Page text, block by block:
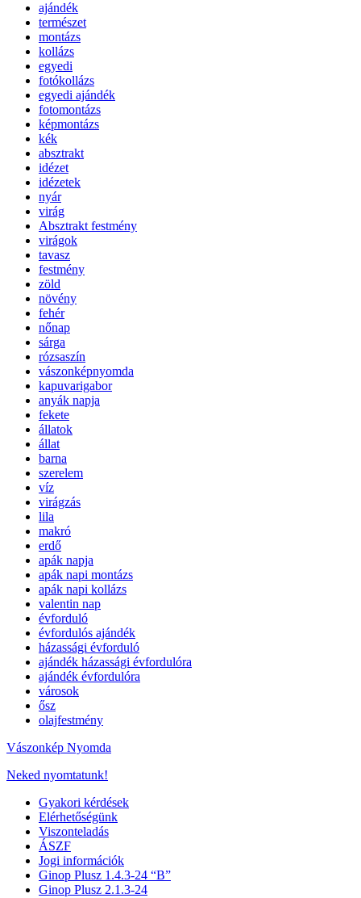
ajándék
természet
montázs
kollázs
egyedi
fotókollázs
egyedi ajándék
fotomontázs
képmontázs
kék
absztrakt
idézet
idézetek
nyár
virág
Absztrakt festmény
virágok
tavasz
festmény
zöld
növény
fehér
nőnap
sárga
rózsaszín
vászonképnyomda
kapuvarigabor
anyák napja
fekete
állatok
állat
barna
szerelem
víz
virágzás
lila
makró
erdő
apák napja
apák napi montázs
apák napi kollázs
valentin nap
évforduló
évfordulós ajándék
házassági évforduló
ajándék házassági évfordulóra
ajándék évfordulóra
városok
ősz
olajfestmény
Vászonkép Nyomda
Neked nyomtatunk!
Gyakori kérdések
Elérhetőségünk
Viszonteladás
ÁSZF
Jogi információk
Ginop Plusz 1.4.3-24 “B”
Ginop Plusz 2.1.3-24